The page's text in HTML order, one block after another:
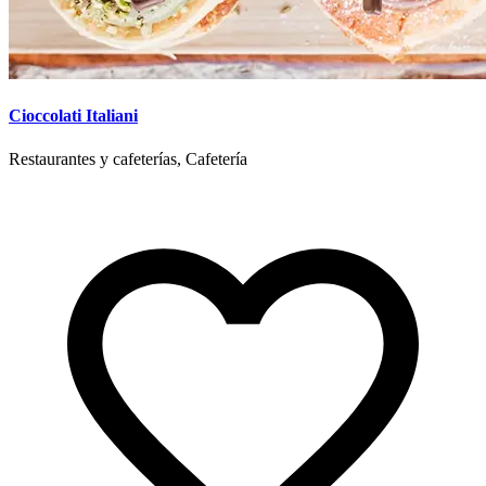
Cioccolati Italiani
Restaurantes y cafeterías, Cafetería